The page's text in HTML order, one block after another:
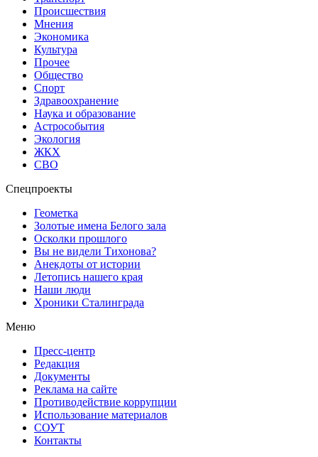
Происшествия
Мнения
Экономика
Культура
Прочее
Общество
Спорт
Здравоохранение
Наука и образование
Астрособытия
Экология
ЖКХ
СВО
Спецпроекты
Геометка
Золотые имена Белого зала
Осколки прошлого
Вы не видели Тихонова?
Анекдоты от истории
Летопись нашего края
Наши люди
Хроники Сталинграда
Меню
Пресс-центр
Редакция
Документы
Реклама на сайте
Противодействие коррупции
Использование материалов
СОУТ
Контакты